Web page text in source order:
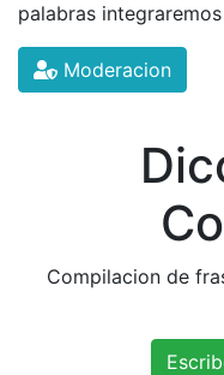
palabras
Moderacion
Compilacion de